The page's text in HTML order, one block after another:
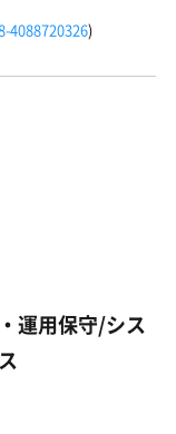
4088720326)
運用保守/シス